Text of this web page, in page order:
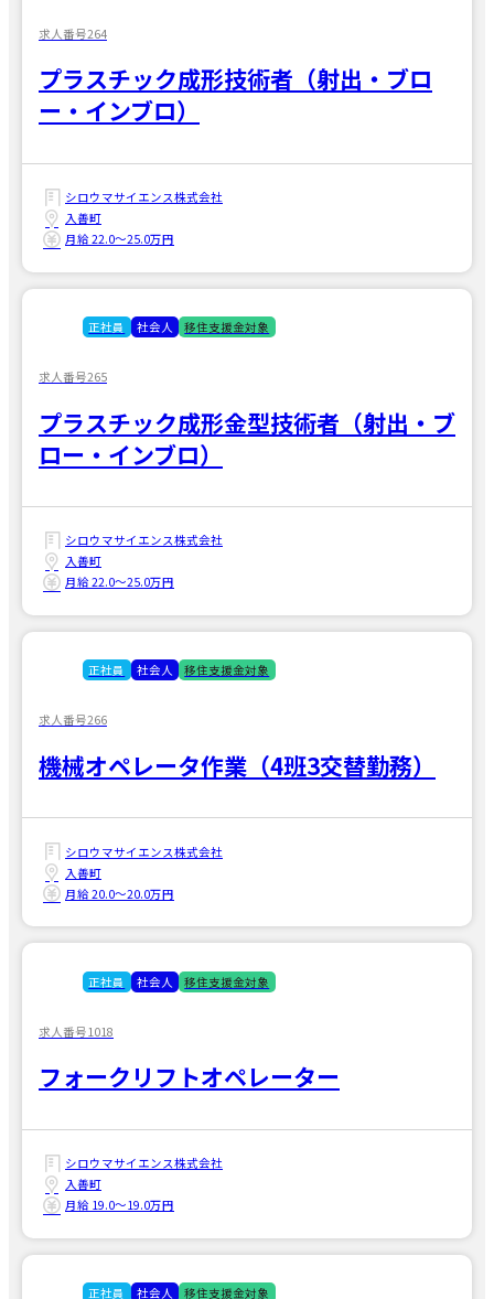
求人番号264
プラスチック成形技術者（射出・ブロ
ー・インブロ）
シロウマサイエンス株式会社
入善町
月給 22.0〜25.0万円
正社員 社会人 移住支援金対象
求人番号265
プラスチック成形金型技術者（射出・ブ
ロー・インブロ）
シロウマサイエンス株式会社
入善町
月給 22.0〜25.0万円
正社員 社会人 移住支援金対象
求人番号266
機械オペレータ作業（4班3交替勤務）
シロウマサイエンス株式会社
入善町
月給 20.0〜20.0万円
正社員 社会人 移住支援金対象
求人番号1018
フォークリフトオペレーター
シロウマサイエンス株式会社
入善町
月給 19.0〜19.0万円
正社員 社会人 移住支援金対象